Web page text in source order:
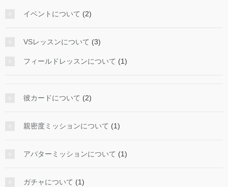
イベントについて (2)
VSレッスンについて (3)
フィールドレッスンについて (1)
彼カードについて (2)
親密度ミッションについて (1)
アバターミッションについて (1)
ガチャについて (1)